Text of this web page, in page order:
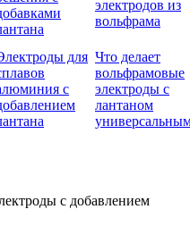
электродов из
вольфрама
для
с
Что делает
вольфрамовые
электроды с
лантаном
с добавлением